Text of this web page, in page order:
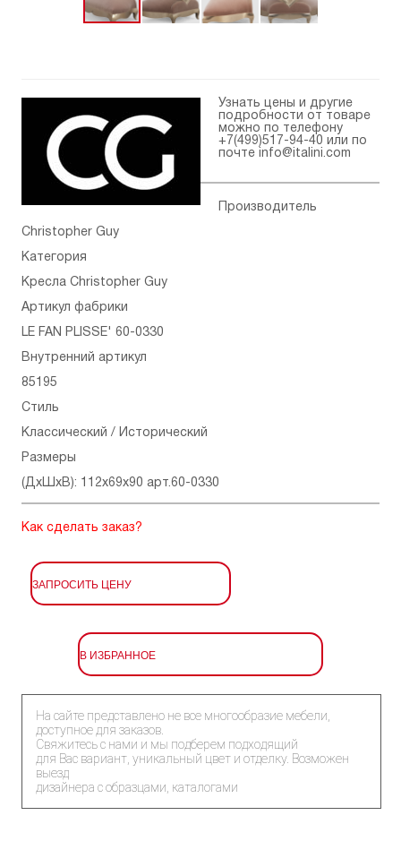
Узнать цены и другие
подробности от товаре
можно по телефону
+7(499)517-94-40 или по
почте
info@italini.com
Производитель
Christopher Guy
Категория
Кресла Christopher Guy
Артикул фабрики
LE FAN PLISSE' 60-0330
Внутренний артикул
85195
Стиль
Классический / Исторический
Размеры
(ДхШхВ): 112x69x90 арт.60-0330
Как сделать заказ?
ЗАПРОСИТЬ ЦЕНУ
В ИЗБРАННОЕ
На сайте представлено не все многообразие мебели,
доступное для заказов.
Свяжитесь с нами и мы подберем подходящий
для Вас вариант, уникальный цвет и отделку. Возможен
выезд
дизайнера с образцами, каталогами